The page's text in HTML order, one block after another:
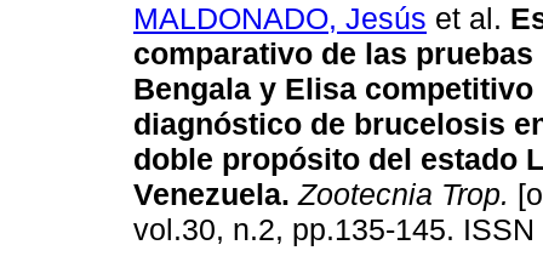
MALDONADO, Jesús et al.
comparativo de las pruebas
Bengala y Elisa competitivo
diagnóstico de brucelosis
doble propósito del estado
Venezuela. Zootecnia Trop.
vol.30, n.2, pp.135-145.